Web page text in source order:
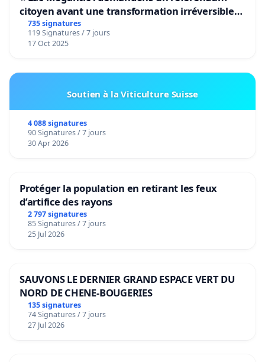
citoyen avant une transformation irréversible
de notre territoire »
735 signatures
119 Signatures / 7 jours
17 Oct 2025
Soutien à la Viticulture Suisse
4 088 signatures
90 Signatures / 7 jours
30 Apr 2026
Protéger la population en retirant les feux
d’artifice des rayons
2 797 signatures
85 Signatures / 7 jours
25 Jul 2026
SAUVONS LE DERNIER GRAND ESPACE VERT DU
NORD DE CHENE-BOUGERIES
135 signatures
74 Signatures / 7 jours
27 Jul 2026